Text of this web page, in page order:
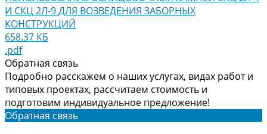
И СКЦ 2Л-9 ДЛЯ ВОЗВЕДЕНИЯ ЗАБОРНЫХ
КОНСТРУКЦИЙ
658.37 КБ
.pdf
Обратная связь
Подробно расскажем о наших услугах, видах работ и
типовых проектах, рассчитаем стоимость и
подготовим индивидуальное предложение!
Обратная связь